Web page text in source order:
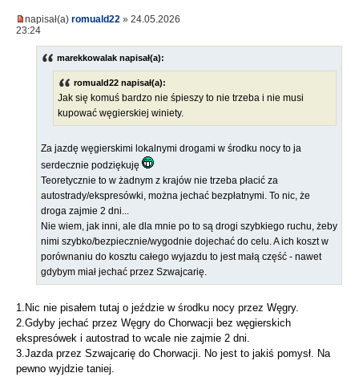
napisał(a) romuald22 » 24.05.2026
23:24
marekkowalak napisał(a):
romuald22 napisał(a):
Jak się komuś bardzo nie śpieszy to nie trzeba i nie musi
kupować węgierskiej winiety.
Za jazdę węgierskimi lokalnymi drogami w środku nocy to ja
serdecznie podziękuję
Teoretycznie to w żadnym z krajów nie trzeba płacić za
autostrady/ekspresówki, można jechać bezpłatnymi. To nic, że
droga zajmie 2 dni...
Nie wiem, jak inni, ale dla mnie po to są drogi szybkiego ruchu, żeby
nimi szybko/bezpiecznie/wygodnie dojechać do celu. A ich koszt w
porównaniu do kosztu całego wyjazdu to jest małą część - nawet
gdybym miał jechać przez Szwajcarię.
1.Nic nie pisałem tutaj o jeździe w środku nocy przez Węgry.
2.Gdyby jechać przez Węgry do Chorwacji bez węgierskich
ekspresówek i autostrad to wcale nie zajmie 2 dni.
3.Jazda przez Szwajcarię do Chorwacji. No jest to jakiś pomysł. Na
pewno wyjdzie taniej.